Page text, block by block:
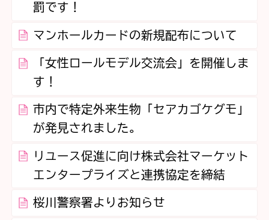
罰です！
マンホールカードの新規配布について
「女性ロールモデル交流会」を開催しま
す！
市内で特定外来生物「セアカゴケグモ」
が発見されました。
リユース促進に向け株式会社マーケット
エンタープライズと連携協定を締結
桜川警察署よりお知らせ